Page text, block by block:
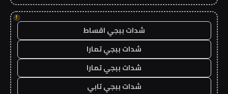
!
شدات ببجي اقساط
شدات ببجي تمارا
شدات ببجي تمارا
شدات ببجي تابي